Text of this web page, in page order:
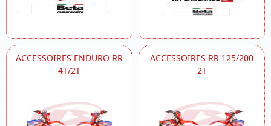
ACCESSOIRES ENDURO RR
4T/2T
ACCESSOIRES RR 125/200
2T